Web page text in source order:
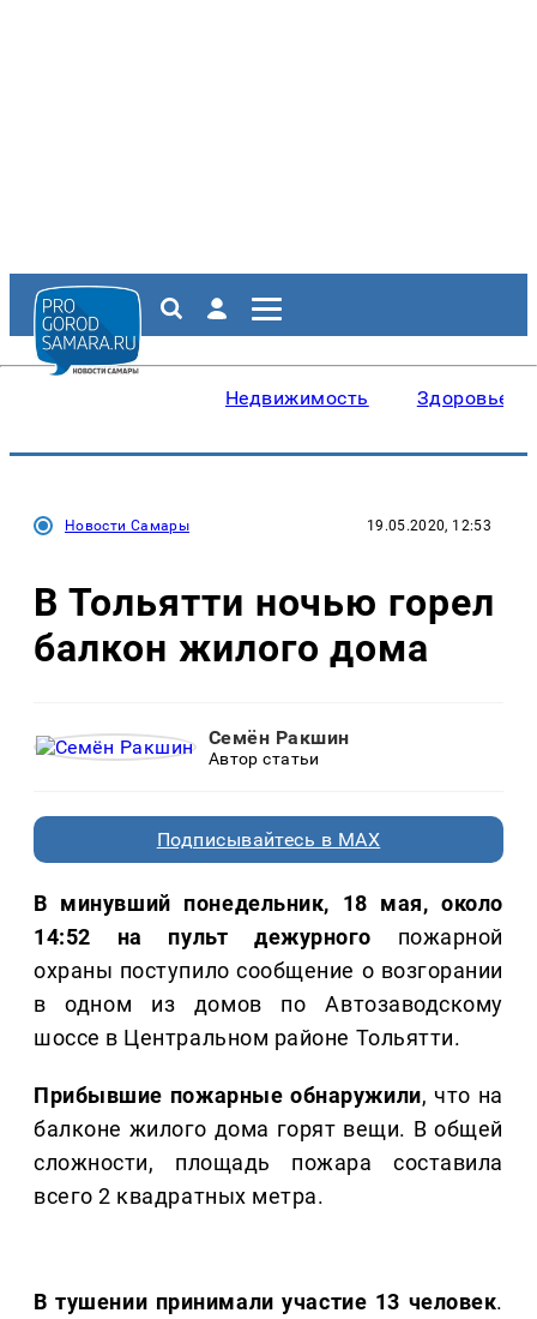
Недвижимость Здоровье
Новости Самары 19.05.2020, 12:53
В Тольятти ночью горел
балкон жилого дома
Семён Ракшин
Автор статьи
Подписывайтесь в MAX
В минувший понедельник, 18 мая, около
14:52 на пульт дежурного пожарной
охраны поступило сообщение о возгорании
в одном из домов по Автозаводскому
шоссе в Центральном районе Тольятти.
Прибывшие пожарные обнаружили, что на
балконе жилого дома горят вещи. В общей
сложности, площадь пожара составила
всего 2 квадратных метра.
В тушении принимали участие 13 человек.